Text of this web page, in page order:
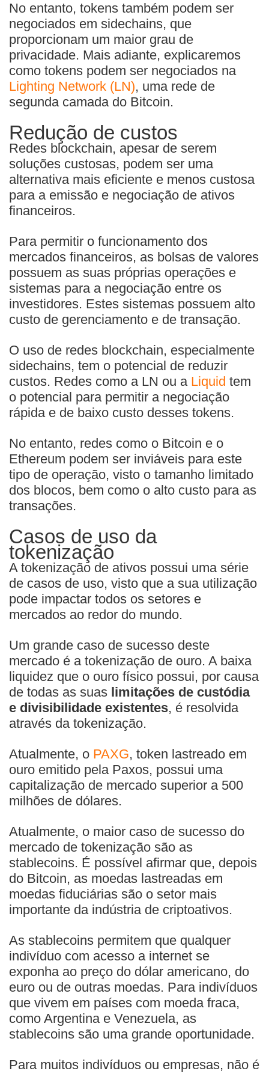
No entanto, tokens também podem ser
negociados em sidechains, que
proporcionam um maior grau de
privacidade. Mais adiante, explicaremos
como tokens podem ser negociados na
Lighting Network (LN), uma rede de
segunda camada do Bitcoin.
Redução de custos
Redes blockchain, apesar de serem
soluções custosas, podem ser uma
alternativa mais eficiente e menos custosa
para a emissão e negociação de ativos
financeiros.
Para permitir o funcionamento dos
mercados financeiros, as bolsas de valores
possuem as suas próprias operações e
sistemas para a negociação entre os
investidores. Estes sistemas possuem alto
custo de gerenciamento e de transação.
O uso de redes blockchain, especialmente
sidechains, tem o potencial de reduzir
custos. Redes como a LN ou a Liquid tem
o potencial para permitir a negociação
rápida e de baixo custo desses tokens.
No entanto, redes como o Bitcoin e o
Ethereum podem ser inviáveis para este
tipo de operação, visto o tamanho limitado
dos blocos, bem como o alto custo para as
transações.
Casos de uso da
tokenização
A tokenização de ativos possui uma série
de casos de uso, visto que a sua utilização
pode impactar todos os setores e
mercados ao redor do mundo.
Um grande caso de sucesso deste
mercado é a tokenização de ouro. A baixa
liquidez que o ouro físico possui, por causa
de todas as suas limitações de custódia
e divisibilidade existentes, é resolvida
através da tokenização.
Atualmente, o PAXG, token lastreado em
ouro emitido pela Paxos, possui uma
capitalização de mercado superior a 500
milhões de dólares.
Atualmente, o maior caso de sucesso do
mercado de tokenização são as
stablecoins. É possível afirmar que, depois
do Bitcoin, as moedas lastreadas em
moedas fiduciárias são o setor mais
importante da indústria de criptoativos.
As stablecoins permitem que qualquer
indivíduo com acesso a internet se
exponha ao preço do dólar americano, do
euro ou de outras moedas. Para indivíduos
que vivem em países com moeda fraca,
como Argentina e Venezuela, as
stablecoins são uma grande oportunidade.
Para muitos indivíduos ou empresas, não é